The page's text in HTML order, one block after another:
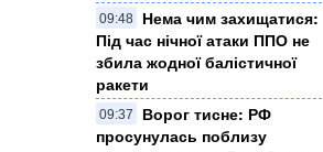
09:48
Нема чим захищатися:
Під час нічної атаки ППО не
збила жодної балістичної
ракети
09:37
Ворог тисне: РФ
просунулась поблизу